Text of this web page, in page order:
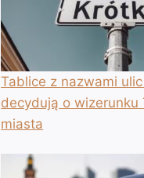
Tablice z nazwami
decydują o wizerunku
miasta